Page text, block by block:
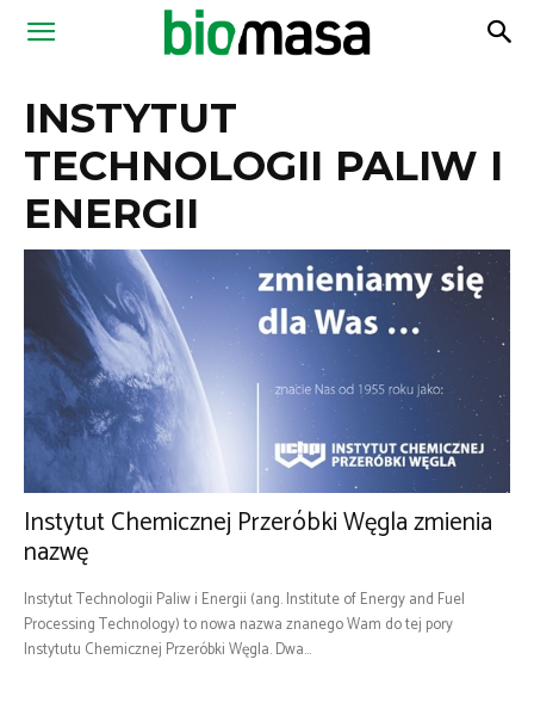
Magazyn
INSTYTUT
TECHNOLOGII PALIW I
ENERGII
Instytut Chemicznej Przeróbki Węgla zmienia
nazwę
Instytut Technologii Paliw i Energii (ang. Institute of Energy and Fuel
Processing Technology) to nowa nazwa znanego Wam do tej pory
Instytutu Chemicznej Przeróbki Węgla. Dwa...